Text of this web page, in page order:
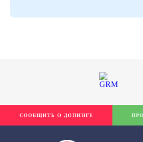
СООБЩИТЬ О ДОПИНГЕ